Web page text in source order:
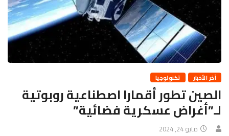
آخر الأخبار تكنولوجيا
الصين تطور أقمارا اصطناعية روبوتية
لـ”أغراض عسكرية فضائية”
مايو 24, 2024